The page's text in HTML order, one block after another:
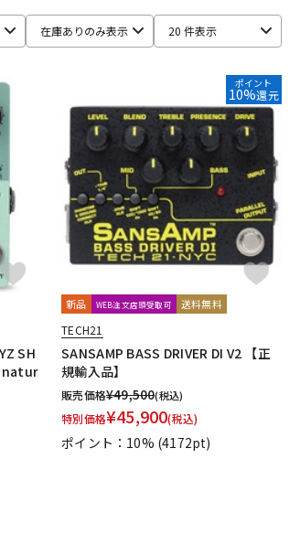
楽器アクセサ
リ
在庫ありのみ表示 20 件表示
SH
ポイント
10%還元
新品 WEB注文店頭受取可 送料無料
TECH21
SANSAMP BASS DRIVER DI V2 【正
規輸入品】
販売価格¥49,500(税込)
特別価格¥45,900(税込)
ポイント：10% (4172pt)